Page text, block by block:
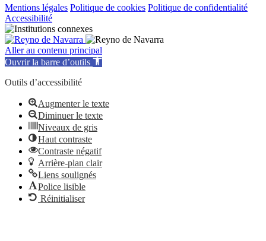
Mentions légales Politique de cookies Politique de confidentialité
Accessibilité
Aller au contenu principal
Ouvrir la barre d’outils
Outils d’accessibilité
Augmenter le texte
Diminuer le texte
Niveaux de gris
Haut contraste
Contraste négatif
Arrière-plan clair
Liens soulignés
Police lisible
Réinitialiser